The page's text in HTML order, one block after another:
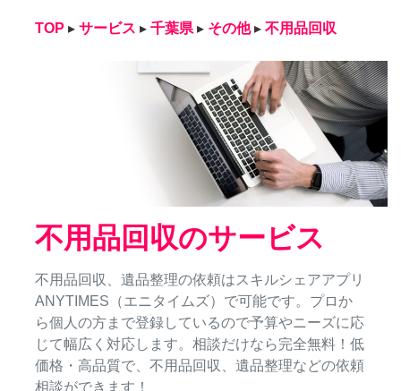
TOP ▸ サービス ▸ 千葉県 ▸ その他 ▸ 不用品回収
不用品回収のサービス
不用品回収、遺品整理の依頼はスキルシェアアプリ
ANYTIMES（エニタイムズ）で可能です。プロか
ら個人の方まで登録しているので予算やニーズに応
じて幅広く対応します。相談だけなら完全無料！低
価格・高品質で、不用品回収、遺品整理などの依頼
相談ができます！